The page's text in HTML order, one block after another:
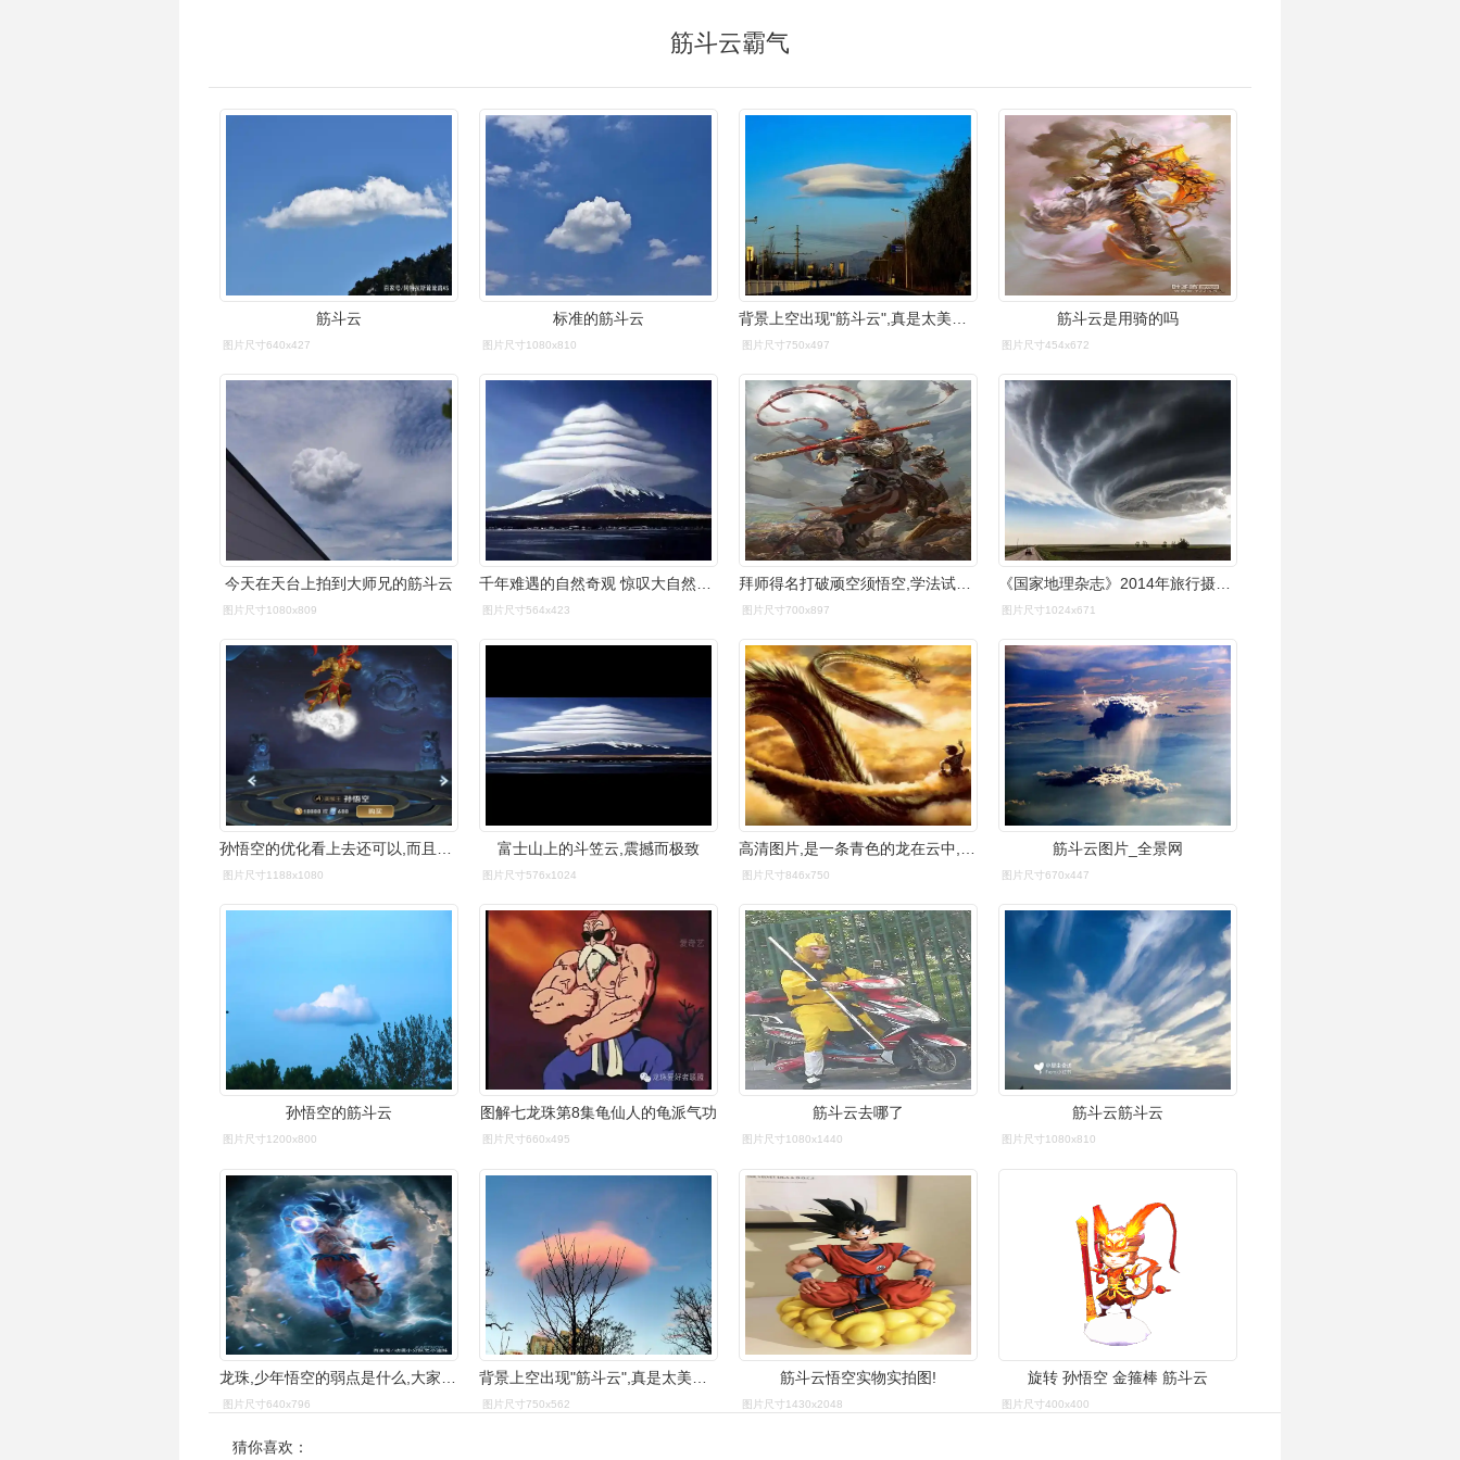
筋斗云霸气
筋斗云
图片尺寸640x427
标准的筋斗云
图片尺寸1080x810 图片尺寸750x497
筋斗云是用骑的吗
图片尺寸454x672
今天在天台上拍到大师兄的筋斗云
图片尺寸1080x809 图片尺寸564x423
拜师得名打破顽空须悟空,学法试法 最善七十二变通,筋斗云上 倏忽千里
图片尺寸700x897 图片尺寸1024x671
图片尺寸1188x1080
富士山上的斗笠云,震撼而极致
图片尺寸576x1024 图片尺寸846x750
筋斗云图片_全景网
图片尺寸670x447
孙悟空的筋斗云
图片尺寸1200x800
图解七龙珠第8集龟仙人的龟派气功
图片尺寸660x495
筋斗云去哪了
图片尺寸1080x1440
筋斗云筋斗云
图片尺寸1080x810
龙珠,少年悟空的弱点是什么,大家还记得吗
图片尺寸640x796
背景上空出现"筋斗云",真是太美了,网友:这其实是外星飞船吧
图片尺寸750x562
筋斗云悟空实物实拍图!
图片尺寸1430x2048
旋转 孙悟空 金箍棒 筋斗云
图片尺寸400x400
猜你喜欢：